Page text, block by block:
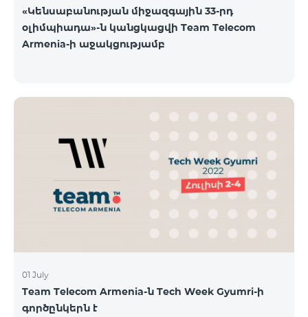
«Կենսաբանության միջազգային 33-րդ
օլիմպիադա»-ն կանցկացվի Team Telecom
Armenia-ի աջակցությամբ
01 July
Team Telecom Armenia-ն Tech Week Gyumri-ի
գործընկերն է